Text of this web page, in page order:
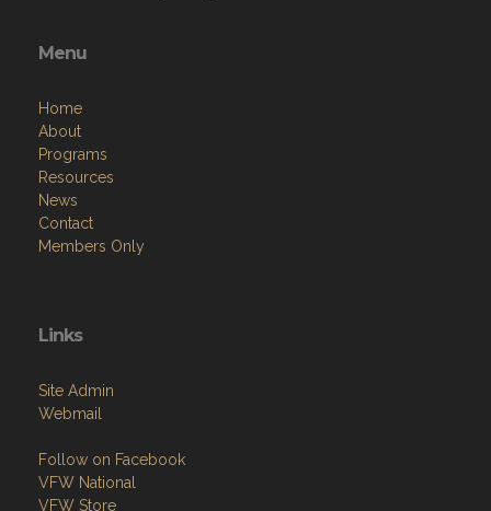
Menu
Home
About
Programs
Resources
News
Contact
Members Only
Links
Site Admin
Webmail
Follow on Facebook
VFW National
VFW Store